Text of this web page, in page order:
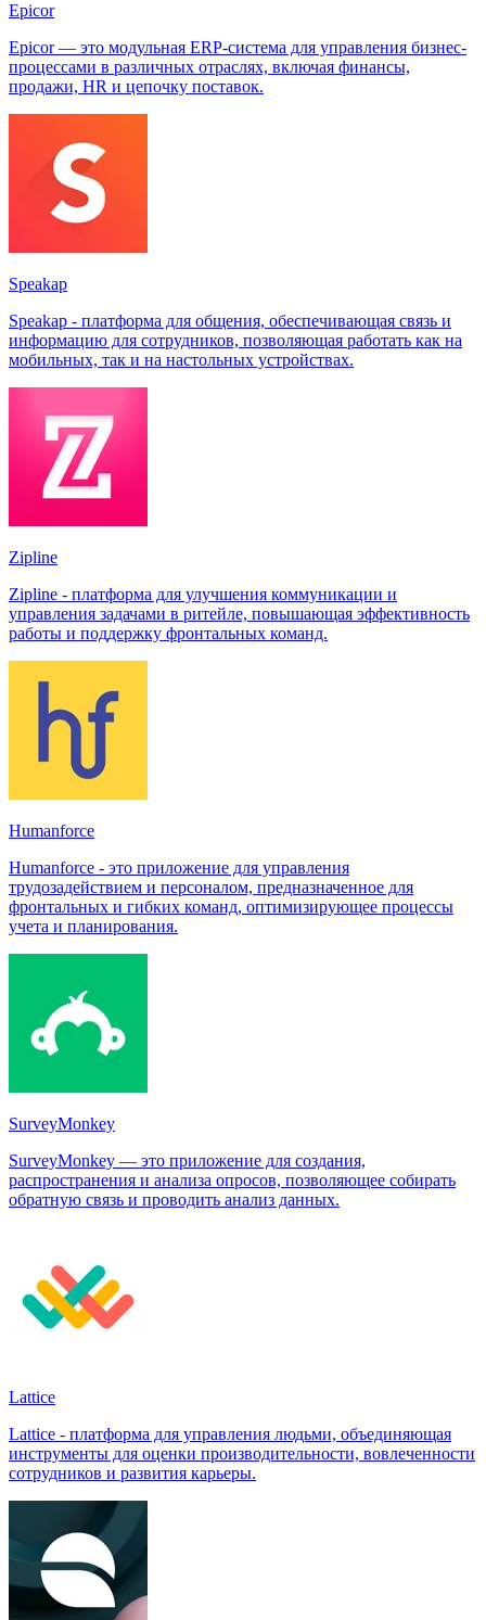
Epicor
Epicor — это модульная ERP-система для управления бизнес-
процессами в различных отраслях, включая финансы,
продажи, HR и цепочку поставок.
Speakap
Speakap - платформа для общения, обеспечивающая связь и
информацию для сотрудников, позволяющая работать как на
мобильных, так и на настольных устройствах.
Zipline
Zipline - платформа для улучшения коммуникации и
управления задачами в ритейле, повышающая эффективность
работы и поддержку фронтальных команд.
Humanforce
Humanforce - это приложение для управления
трудозадействием и персоналом, предназначенное для
фронтальных и гибких команд, оптимизирующее процессы
учета и планирования.
SurveyMonkey
SurveyMonkey — это приложение для создания,
распространения и анализа опросов, позволяющее собирать
обратную связь и проводить анализ данных.
Lattice
Lattice - платформа для управления людьми, объединяющая
инструменты для оценки производительности, вовлеченности
сотрудников и развития карьеры.